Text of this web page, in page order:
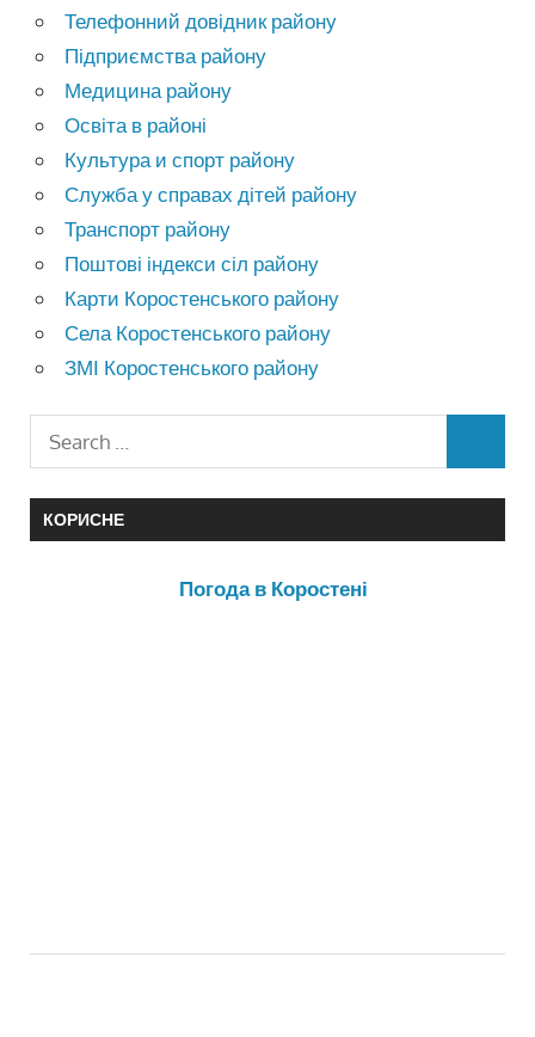
Телефонний довідник району
Підприємства району
Медицина району
Освіта в районі
Культура и спорт району
Служба у справах дітей району
Транспорт району
Поштові індекси сіл району
Карти Коростенського району
Села Коростенського району
ЗМІ Коростенського району
КОРИСНЕ
Погода в Коростені